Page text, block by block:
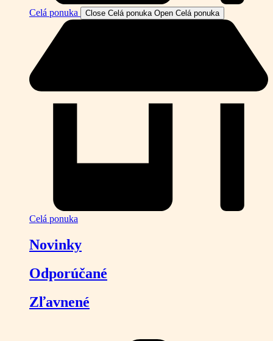
Celá ponuka Close Celá ponuka Open Celá ponuka
Celá ponuka
Novinky
Odporúčané
Zľavnené